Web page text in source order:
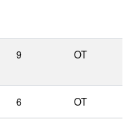
9 OT
6 OT